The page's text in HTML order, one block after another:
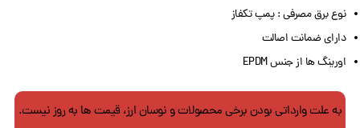
نوع برق مصرفی : پمپ تکفاز
دارای ضمانت اصالت
اورینگ ها از جنس EPDM
به علت وارداتی بودن برخی محصولات و نوسان ارز، قیمت ها به روز نیست.